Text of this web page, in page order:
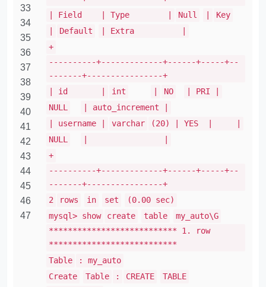
33
34
35
36
37
38
39
40
41
42
43
44
45
46
47
| Field | Type |
Null
Key
Default
| Extra |
+
----------+-------------+------+-----+--
-------+----------------+
| id |
int NO
| PRI |
NULL
| auto_increment |
| username |
varchar
(20) | YES | |
NULL
+
----------+-------------+------+-----+--
-------+----------------+
2
rows in set
(0.00 sec)
mysql> show
create table
my_auto\G
*************************** 1. row
***************************
Table
: my_auto
Create
Table : CREATE
TABLE